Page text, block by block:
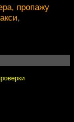
пропажу
,